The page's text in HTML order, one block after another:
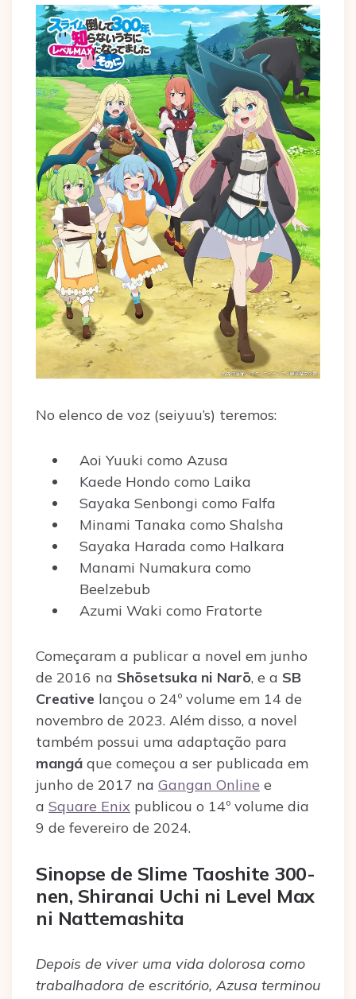
No elenco de voz (seiyuu’s) teremos:
Aoi Yuuki como Azusa
Kaede Hondo como Laika
Sayaka Senbongi como Falfa
Minami Tanaka como Shalsha
Sayaka Harada como Halkara
Manami Numakura como
Beelzebub
Azumi Waki como Fratorte
Começaram a publicar a novel em junho
de 2016 na Shōsetsuka ni Narō, e a SB
Creative lançou o 24º volume em 14 de
novembro de 2023. Além disso, a novel
também possui uma adaptação para
mangá que começou a ser publicada em
junho de 2017 na Gangan Online e
a Square Enix publicou o 14º volume dia
9 de fevereiro de 2024.
Sinopse de Slime Taoshite 300-
nen, Shiranai Uchi ni Level Max
ni Nattemashita
Depois de viver uma vida dolorosa como
trabalhadora de escritório, Azusa terminou